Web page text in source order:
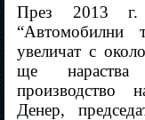
През 2013 г.
“Автомобилни
увеличат с
ще нараства
производство
Денер,